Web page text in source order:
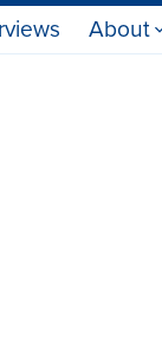
About